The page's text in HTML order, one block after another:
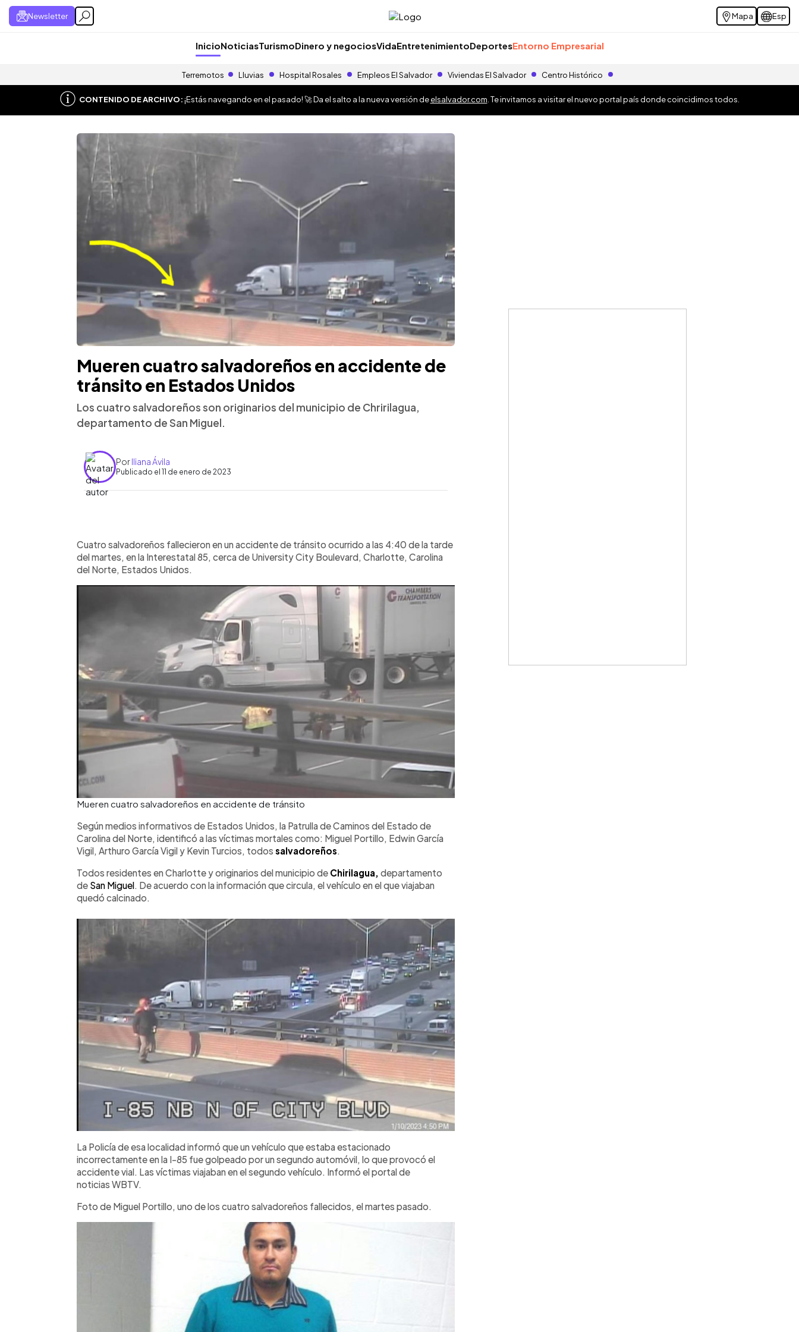
Newsletter Mapa Esp
InicioNoticiasTurismoDinero y negociosVidaEntretenimientoDeportesEntorno Empresarial
Terremotos Lluvias Hospital Rosales Empleos El Salvador Viviendas El Salvador Centro Histórico
CONTENIDO DE ARCHIVO:¡Estás navegando en el pasado! 🚀 Da el salto a la nueva versión deelsalvador.com . Te invitamos a visitar el nuevo portal país donde coincidimos todos.
Mueren cuatro salvadoreños en accidente de
tránsito en Estados Unidos
Los cuatro salvadoreños son originarios del municipio de Chririlagua,
departamento de San Miguel.
PorIliana Ávila
Publicado el 11 de enero de 2023
► Escuchar artículo
Cuatro salvadoreños fallecieron en un accidente de tránsito ocurrido a las 4:40 de la tarde
del martes, en la Interestatal 85, cerca de University City Boulevard, Charlotte, Carolina
del Norte, Estados Unidos.
Mueren cuatro salvadoreños en accidente de tránsito
Según medios informativos de Estados Unidos, la Patrulla de Caminos del Estado de
Carolina del Norte, identificó a las víctimas mortales como: Miguel Portillo, Edwin García
Vigil, Arthuro García Vigil y Kevin Turcios, todos salvadoreños
Todos residentes en Charlotte y originarios del municipio de Chirilagua, departamento
de San Miguel . De acuerdo con la información que circula, el vehículo en el que viajaban
quedó calcinado.
La Policía de esa localidad informó que un vehículo que estaba estacionado
incorrectamente en la I-85 fue golpeado por un segundo automóvil, lo que provocó el
accidente vial. Las víctimas viajaban en el segundo vehículo. Informó el portal de
noticias WBTV.
Foto de Miguel Portillo, uno de los cuatro salvadoreños fallecidos, el martes pasado.